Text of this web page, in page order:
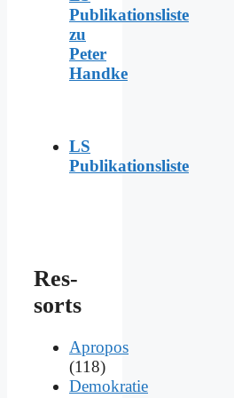
Publikationsliste
zu
Peter
Handke
LS
Publikationsliste
Res­
sorts
Apropos
(118)
Demokratie